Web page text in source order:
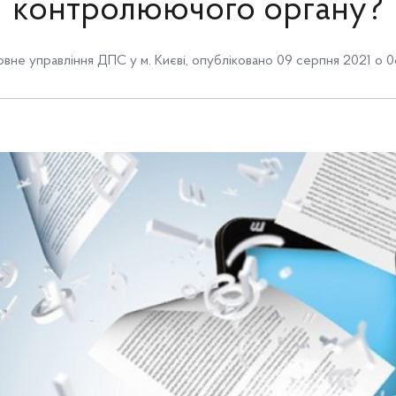
контролюючого органу?
управління ДПС у м. Києві, опубліковано 09 серпня 2021 о